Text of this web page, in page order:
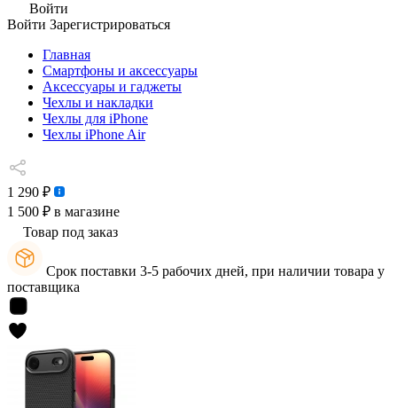
Войти
Войти Зарегистрироваться
Главная
Смартфоны и аксессуары
Аксессуары и гаджеты
Чехлы и накладки
Чехлы для iPhone
Чехлы iPhone Air
1 290 ₽
1 500 ₽ в магазине
Товар под заказ
Срок поставки 3-5 рабочих дней, при наличии товара у
поставщика